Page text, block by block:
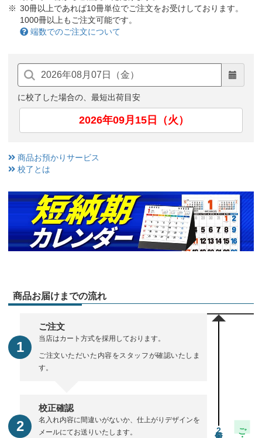
30冊以上であれば10冊単位でご注文をお受けしております。
1000冊以上もご注文可能です。
端数でのご注文について
に校了した場合の、最短出荷目安
2026年09月15日（火）
商品お預かりサービス
校了とは
商品お届けまでの流れ
ご注文
当店はカート方式を採用しております。
ご注文いただいた内容をスタッフが確認いたしま
す。
校正確認
名入れ内容に間違いがないか、仕上がりデザインを
メールにてお送りいたします。
2 ご注文・校正期間